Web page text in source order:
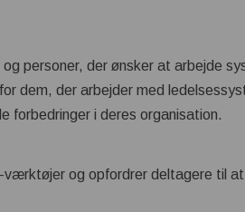
personer, der ønsker at arbejde
dem, der arbejder med
forbedringer i deres organisation.
og opfordrer deltagere til